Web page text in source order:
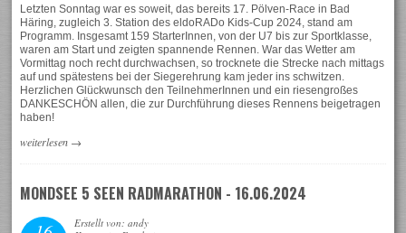
Letzten Sonntag war es soweit, das bereits 17. Pölven-Race in Bad
Häring, zugleich 3. Station des eldoRADo Kids-Cup 2024, stand am
Programm. Insgesamt 159 StarterInnen, von der U7 bis zur Sportklasse,
waren am Start und zeigten spannende Rennen. War das Wetter am
Vormittag noch recht durchwachsen, so trocknete die Strecke nach mittags
auf und spätestens bei der Siegerehrung kam jeder ins schwitzen.
Herzlichen Glückwunsch den TeilnehmerInnen und ein riesengroßes
DANKESCHÖN allen, die zur Durchführung dieses Rennens beigetragen
haben!
weiterlesen →
MONDSEE 5 SEEN RADMARATHON - 16.06.2024
Erstellt von: andy